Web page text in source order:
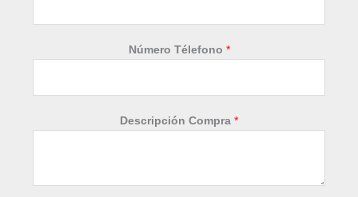
Número Télefono *
e
r
Descripción Compra *